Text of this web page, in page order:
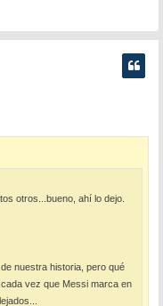
otros...bueno, ahí lo dejo.
nuestra historia, pero qué
vez que Messi marca en